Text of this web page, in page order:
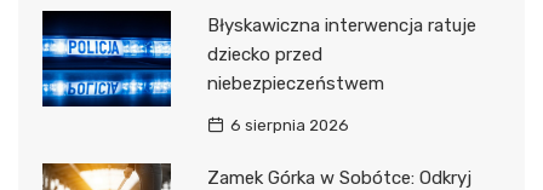
Błyskawiczna interwencja ratuje
dziecko przed
niebezpieczeństwem
6 sierpnia 2026
Zamek Górka w Sobótce: Odkryj